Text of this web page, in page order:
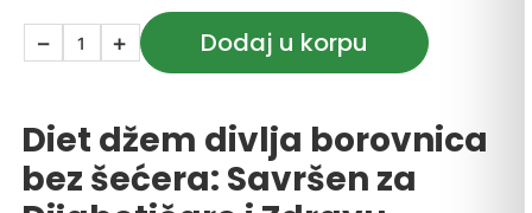
− + Dodaj u korpu
Diet džem divlja borovnica
bez šećera: Savršen za